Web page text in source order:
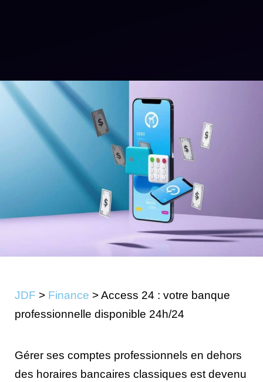
JDF > Finance >Access 24 : votre banque
professionnelle disponible 24h/24
Gérer ses comptes professionnels en dehors
des horaires bancaires classiques est devenu